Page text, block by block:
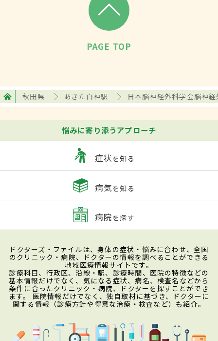
PAGE TOP
秋田県 あきた白神駅 日本脳神経外科学会脳神
悩みに寄り添うアプローチ
症状を知る
病気を知る
病院を探す
ドクターズ・ファイルは、身体の症状・悩みに合わせ、全国
のクリニック・病院、ドクターの情報を調べることができる
地域医療情報サイトです。
診療科目、行政区、沿線・駅、診療時間、医院の特徴などの
基本情報だけでなく、気になる症状、病名、検査名などから
条件に合ったクリニック・病院、ドクターを探すことができ
ます。 医院情報だけでなく、独自取材に基づき、ドクターに
関する情報（診療方針や得意な治療・検査など）も紹介。